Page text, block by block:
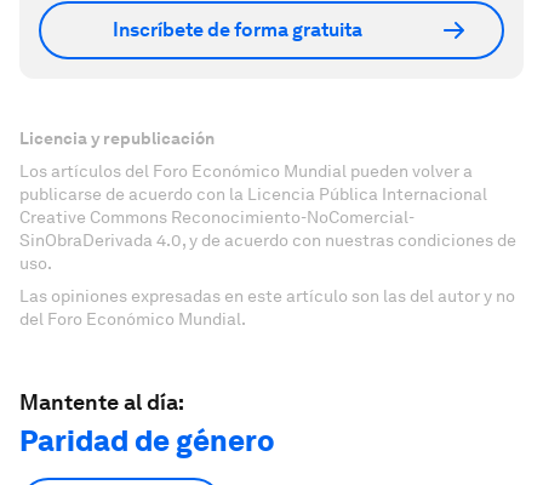
Inscríbete de forma gratuita
Licencia y republicación
Los artículos del Foro Económico Mundial pueden volver a
publicarse de acuerdo con la Licencia Pública Internacional
Creative Commons Reconocimiento-NoComercial-
SinObraDerivada 4.0, y de acuerdo con nuestras condiciones de
uso.
Las opiniones expresadas en este artículo son las del autor y no
del Foro Económico Mundial.
Mantente al día:
Paridad de género